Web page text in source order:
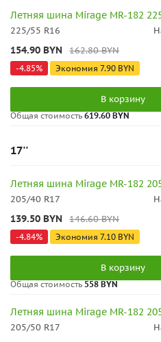
Летняя шина Mirage MR-182
225/55 R16
154.90 BYN 162.80BYN
-4.85% Экономия 7.90 BYN
В корзину
Общая стоимость 619.60 BYN
17''
Летняя шина Mirage MR-182
205/40 R17
139.50 BYN 146.60BYN
-4.84% Экономия 7.10 BYN
В корзину
Общая стоимость 558 BYN
Летняя шина Mirage MR-182
205/50 R17